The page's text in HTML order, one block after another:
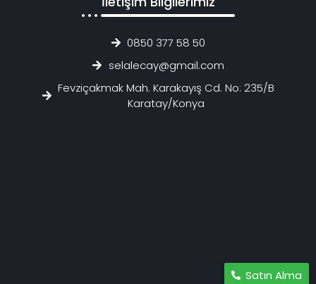
0850 377 58 50
selalecay@gmail.com
Fevziçakmak Mah. Karakayış Cd. No: 235/B
Karatay/Konya
Satın Alma